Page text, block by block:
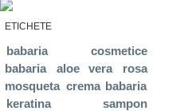
ETICHETE
babaria
cosmetice
babaria
aloe vera
rosa
mosqueta crema babaria
keratina
sampon